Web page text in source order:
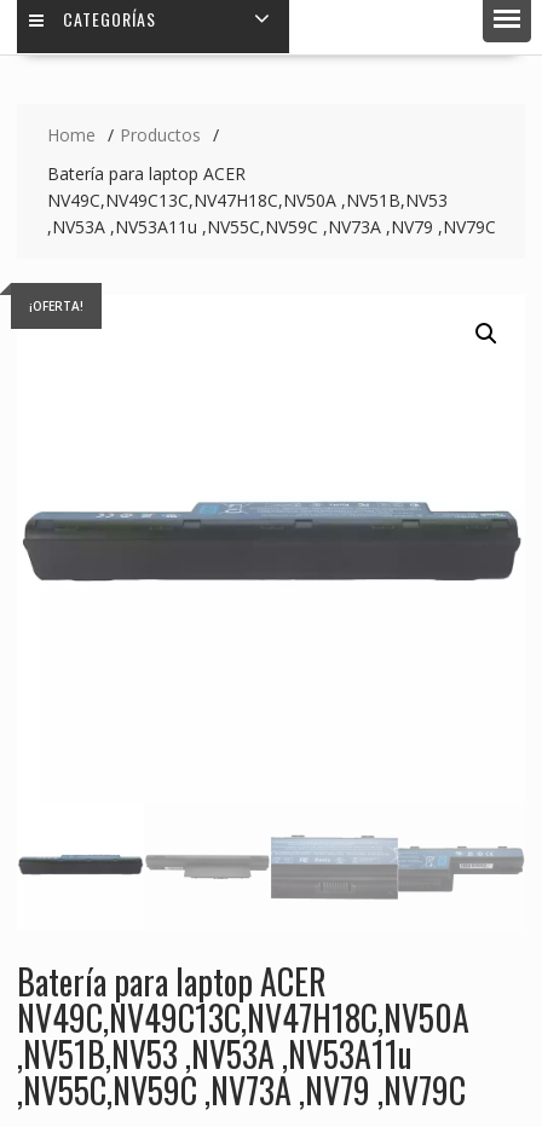
CATEGORÍAS
Home
Productos
Batería para laptop ACER
NV49C,NV49C13C,NV47H18C,NV50A ,NV51B,NV53
,NV53A ,NV53A11u ,NV55C,NV59C ,NV73A ,NV79 ,NV79C
¡OFERTA!
Batería para laptop ACER
NV49C,NV49C13C,NV47H18C,NV50A
,NV51B,NV53 ,NV53A ,NV53A11u
,NV55C,NV59C ,NV73A ,NV79 ,NV79C